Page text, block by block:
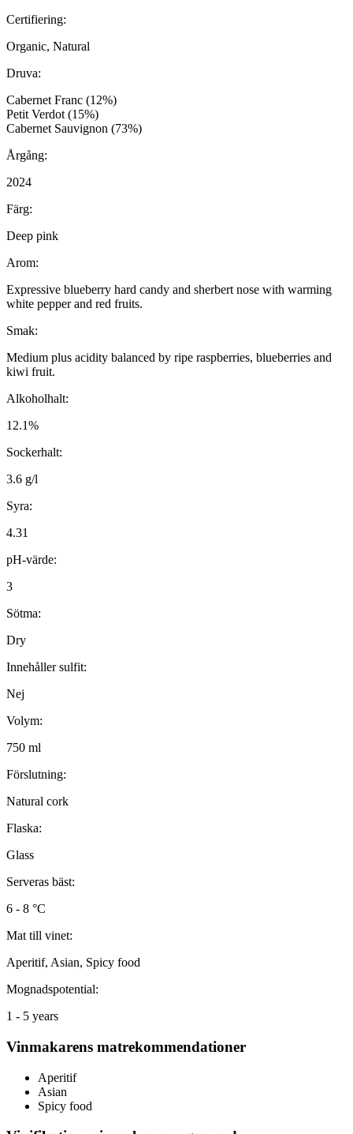
Certifiering:
Organic, Natural
Druva:
Cabernet Franc (12%)
Petit Verdot (15%)
Cabernet Sauvignon (73%)
Årgång:
2024
Färg:
Deep pink
Arom:
Expressive blueberry hard candy and sherbert nose with warming
white pepper and red fruits.
Smak:
Medium plus acidity balanced by ripe raspberries, blueberries and
kiwi fruit.
Alkoholhalt:
12.1%
Sockerhalt:
3.6 g/l
Syra:
4.31
pH-värde:
3
Sötma:
Dry
Innehåller sulfit:
Nej
Volym:
750 ml
Förslutning:
Natural cork
Flaska:
Glass
Serveras bäst:
6 - 8 °C
Mat till vinet:
Aperitif, Asian, Spicy food
Mognadspotential:
1 - 5 years
Vinmakarens matrekommendationer
Aperitif
Asian
Spicy food